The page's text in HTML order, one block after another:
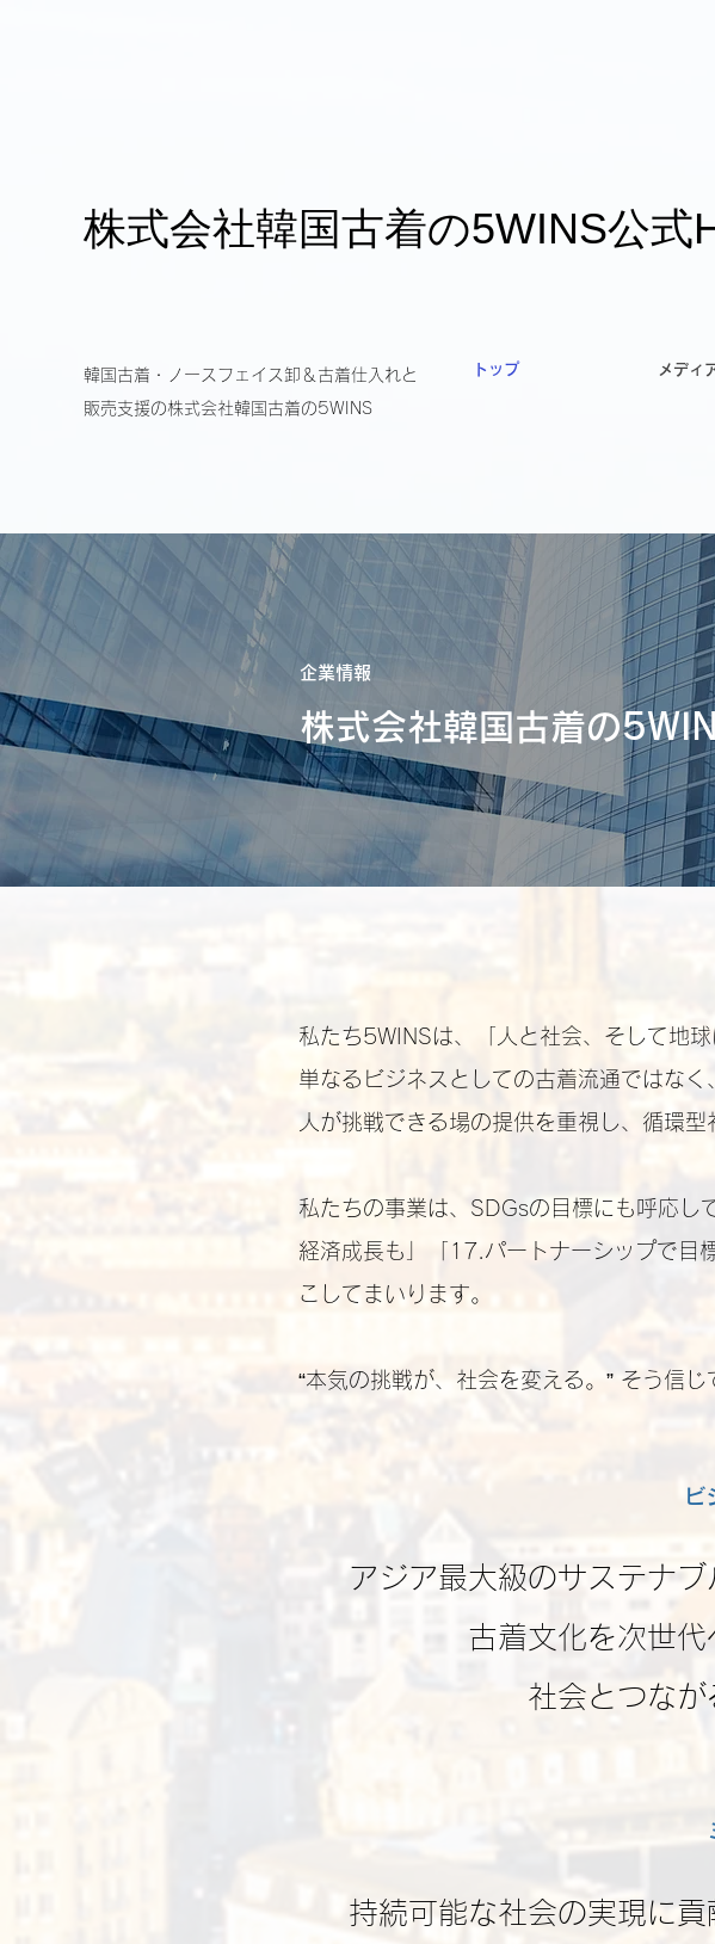
株式会社韓国古着の5WINS公式
韓国古着・ノースフェイス卸＆古着仕入れと
販売支援の​株式会社韓国古着の5WINS
トップ メディ
企業情報
株式会社韓国古着の
私たち5WINSは、「人と社会、そして地
単なるビジネスとしての古着流通ではな
人が挑戦できる場の提供を重視し、循環型
私たちの事業は、SDGsの目標にも呼応
経済成長も」「17.パートナーシップで目
こしてまいります。
“本気の挑戦が、社会を変える。” そう信
ビ
アジア最大級のサステナ
古着文化を次世代
社会とつなが
持続可能な社会の実現に